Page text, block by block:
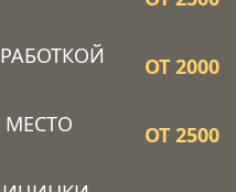
ОТ 2000
МЕСТО
ОТ 2500